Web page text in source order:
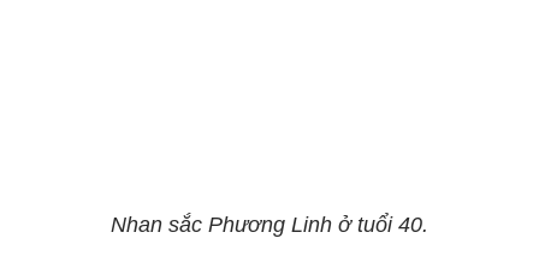
Nhan sắc Phương Linh ở tuổi 40.